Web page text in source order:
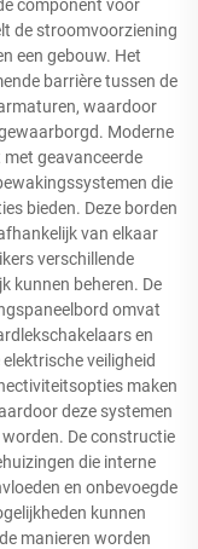
component voor
de stroomvoorziening
een gebouw. Het
barrière tussen de
waardoor
Moderne
geavanceerde
die
bieden. Deze borden
van elkaar
verschillende
kunnen beheren. De
omvat
en
veiligheid
maken
deze systemen
De constructie
die interne
en onbevoegde
kunnen
manieren worden